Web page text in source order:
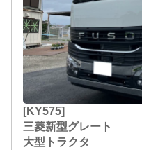
[KY575]
三菱新型グレート
大型トラクタ